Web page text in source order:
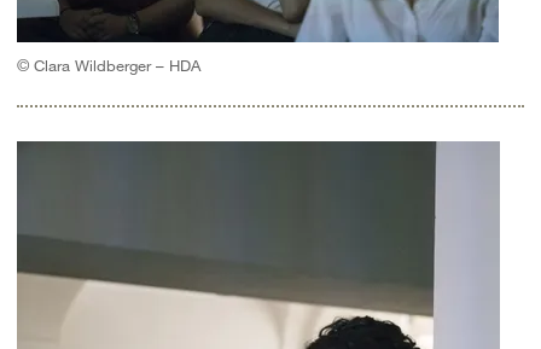
© Clara Wildberger – HDA